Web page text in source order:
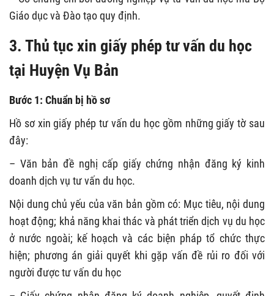
Giáo dục và Đào tạo quy định.
3. Thủ tục xin giấy phép tư vấn du học
tại Huyện Vụ Bản
Bước 1: Chuẩn bị hồ sơ
Hồ sơ xin giấy phép tư vấn du học gồm những giấy tờ sau
đây:
– Văn bản đề nghị cấp giấy chứng nhận đăng ký kinh
doanh dịch vụ tư vấn du học.
Nội dung chủ yếu của văn bản gồm có: Mục tiêu, nội dung
hoạt động; khả năng khai thác và phát triển dịch vụ du học
ở nước ngoài; kế hoạch và các biện pháp tổ chức thực
hiện; phương án giải quyết khi gặp vấn đề rủi ro đối với
người được tư vấn du học